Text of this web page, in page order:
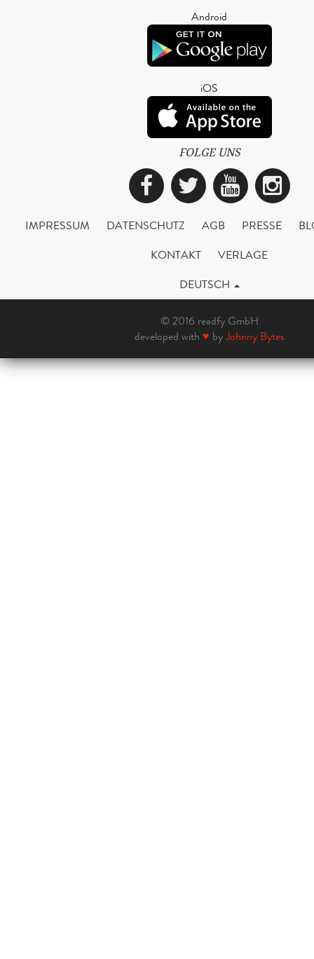
Android
iOS
FOLGE UNS
Facebook
Twitter
IMPRESSUM DATENSCHUTZ AGB PRESSE
KONTAKT
VERLAGE
DEUTSCH
© 2016 readfy GmbH
developed with ♥ byJohnny Bytes